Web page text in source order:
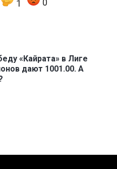
1 0
«Кайрата» в Лиге
дают 1001.00. А